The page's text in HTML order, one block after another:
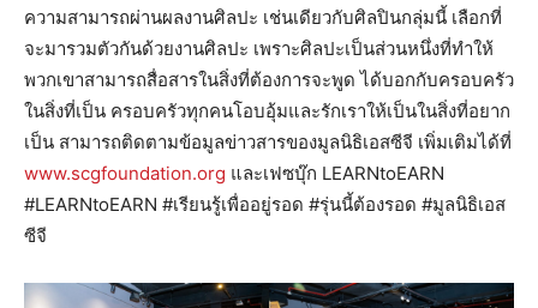
ความสามารถผ่านผลงานศิลปะ เช่นเดียวกับศิลปินกลุ่มนี้ เลือกที่
จะมารวมตัวกันด้วยงานศิลปะ เพราะศิลปะเป็นส่วนหนึ่งที่ทำให้
พวกเขาสามารถสื่อสารในสิ่งที่ต้องการจะพูด ได้บอกกับครอบครัว
ในสิ่งที่เป็น ครอบครัวทุกคนโอบอุ้มและรักเราให้เป็นในสิ่งที่อยาก
เป็น สามารถติดตามข้อมูลข่าวสารของมูลนิธิเอสซีจี เพิ่มเติมได้ที่
www.scgfoundation.org และเฟซบุ๊ก LEARNtoEARN
#LEARNtoEARN #เรียนรู้เพื่ออยู่รอด #รุ่นนี้ต้องรอด #มูลนิธิเอส
ซีจี